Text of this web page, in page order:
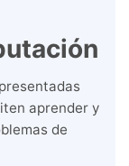
aprender y
de